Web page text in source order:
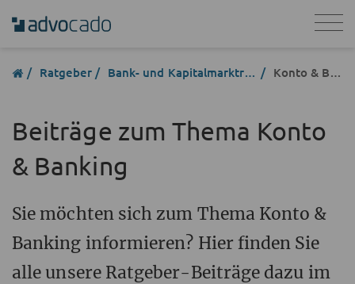
Ratgeber Bank- und Kapitalmarktrecht Konto & Banking
Beiträge zum Thema Konto
& Banking
Sie möchten sich zum Thema Konto &
Banking informieren? Hier finden Sie
alle unsere Ratgeber-Beiträge dazu im